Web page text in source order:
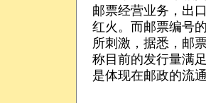
邮票经营业务，出
红火。而邮票编号
所刺激，据悉，邮
称目前的发行量满
是体现在邮政的流